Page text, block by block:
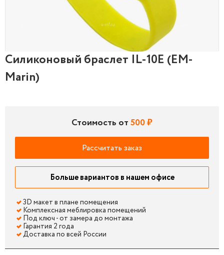
Фурнитура
Силиконовый браслет IL-10E (EM-Marin)
Силиконовый браслет IL-10E (EM-
Marin)
Стоимость от500 ₽
Рассчитать заказ
Больше вариантов в нашем офисе
3D макет в плане помещения
Комплексная меблировка помещений
Под ключ - от замера до монтажа
Гарантия 2 года
Доставка по всей России